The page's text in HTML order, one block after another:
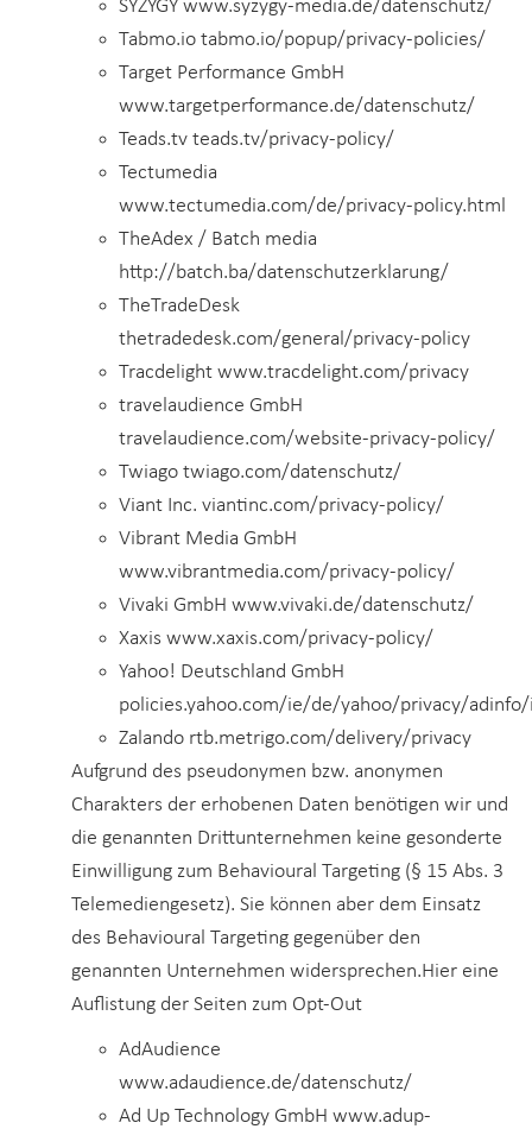
SYZYGY www.syzygy-media.de/datenschutz/
Tabmo.io tabmo.io/popup/privacy-policies/
Target Performance GmbH
www.targetperformance.de/datenschutz/
Teads.tv teads.tv/privacy-policy/
Tectumedia
www.tectumedia.com/de/privacy-policy.html
TheAdex / Batch media
http://batch.ba/datenschutzerklarung/
TheTradeDesk
thetradedesk.com/general/privacy-policy
Tracdelight www.tracdelight.com/privacy
travelaudience GmbH
travelaudience.com/website-privacy-policy/
Twiago twiago.com/datenschutz/
Viant Inc. viantinc.com/privacy-policy/
Vibrant Media GmbH
www.vibrantmedia.com/privacy-policy/
Vivaki GmbH www.vivaki.de/datenschutz/
Xaxis www.xaxis.com/privacy-policy/
Yahoo! Deutschland GmbH
policies.yahoo.com/ie/de/yahoo/privacy/
Zalando rtb.metrigo.com/delivery/privacy
Aufgrund des pseudonymen bzw. anonymen
Charakters der erhobenen Daten benötigen wir und
die genannten Drittunternehmen keine gesonderte
Einwilligung zum Behavioural Targeting (§ 15 Abs. 3
Telemediengesetz). Sie können aber dem Einsatz
des Behavioural Targeting gegenüber den
genannten Unternehmen widersprechen.Hier eine
Auflistung der Seiten zum Opt-Out
AdAudience
www.adaudience.de/datenschutz/
Ad Up Technology GmbH www.adup-